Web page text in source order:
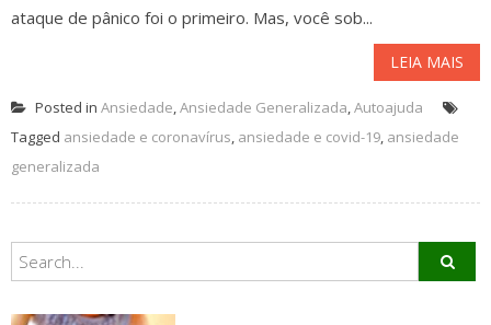
ataque de pânico foi o primeiro. Mas, você sob...
LEIA MAIS
Posted in Ansiedade,Ansiedade Generalizada,Autoajuda
Tagged ansiedade e coronavírus, ansiedade e covid-19, ansiedade
generalizada